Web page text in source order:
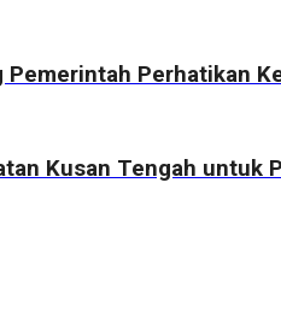
Pemerintah Perhatikan
Kusan Tengah untuk